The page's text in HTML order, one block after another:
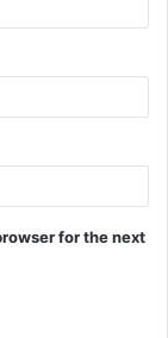
for the next